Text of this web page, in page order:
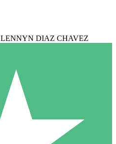
LENNYN DIAZ CHAVEZ